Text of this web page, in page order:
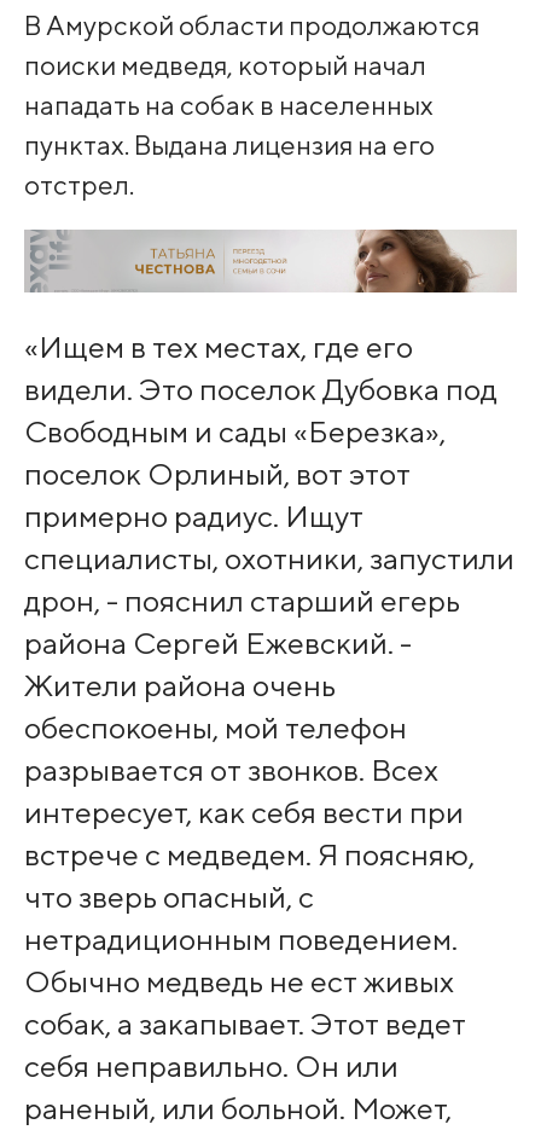
В Амурской области продолжаются
поиски медведя, который начал
нападать на собак в населенных
пунктах. Выдана лицензия на его
отстрел.
«Ищем в тех местах, где его
видели. Это поселок Дубовка под
Свободным и сады «Березка»,
поселок Орлиный, вот этот
примерно радиус. Ищут
специалисты, охотники, запустили
дрон, - пояснил старший егерь
района Сергей Ежевский. -
Жители района очень
обеспокоены, мой телефон
разрывается от звонков. Всех
интересует, как себя вести при
встрече с медведем. Я поясняю,
что зверь опасный, с
нетрадиционным поведением.
Обычно медведь не ест живых
собак, а закапывает. Этот ведет
себя неправильно. Он или
раненый, или больной. Может,